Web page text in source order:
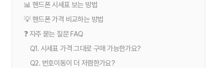
📊 핸드폰 시세표 보는 방법
💡 핸드폰 가격 비교하는 방법
❓ 자주 묻는 질문 FAQ
Q1. 시세표 가격 그대로 구매 가능한가요?
Q2. 번호이동이 더 저렴한가요?